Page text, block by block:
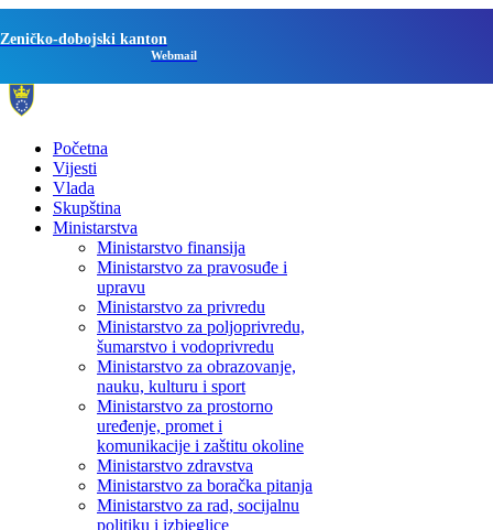
Zeničko-dobojski kanton
Webmail
Početna
Vijesti
Vlada
Skupština
Ministarstva
Ministarstvo finansija
Ministarstvo za pravosuđe i
upravu
Ministarstvo za privredu
Ministarstvo za poljoprivredu,
šumarstvo i vodoprivredu
Ministarstvo za obrazovanje,
nauku, kulturu i sport
Ministarstvo za prostorno
uređenje, promet i
komunikacije i zaštitu okoline
Ministarstvo zdravstva
Ministarstvo za boračka pitanja
Ministarstvo za rad, socijalnu
politiku i izbjeglice